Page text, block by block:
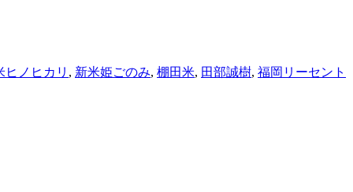
ヒノヒカリ , 新米姫ごのみ, 棚田米, 田部誠樹, 福岡リーセント